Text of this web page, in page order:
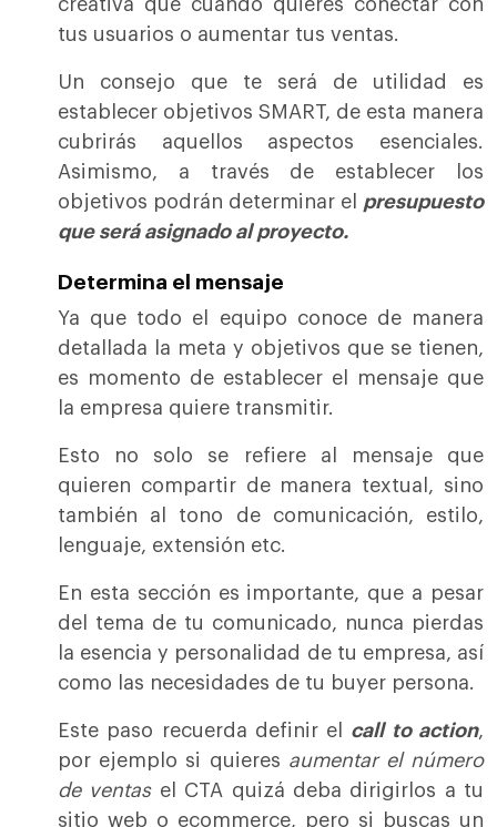
creativa que cuando quieres conectar con
tus usuarios o aumentar tus ventas.
Un consejo que te será de utilidad es
establecer objetivos SMART, de esta manera
cubrirás aquellos aspectos esenciales.
Asimismo, a través de establecer los
objetivos podrán determinar el presupuesto
que será asignado al proyecto.
Determina el mensaje
Ya que todo el equipo conoce de manera
detallada la meta y objetivos que se tienen,
es momento de establecer el mensaje que
la empresa quiere transmitir.
Esto no solo se refiere al mensaje que
quieren compartir de manera textual, sino
también al tono de comunicación, estilo,
lenguaje, extensión etc.
En esta sección es importante, que a pesar
del tema de tu comunicado, nunca pierdas
la esencia y personalidad de tu empresa, así
como las necesidades de tu buyer persona.
Este paso recuerda definir el call to action,
por ejemplo si quieres aumentar el número
de ventasel CTA quizá deba dirigirlos a tu
sitio web o ecommerce, pero si buscas un